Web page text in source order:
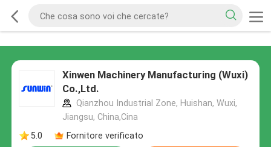
Xinwen Machinery Manufacturing (Wuxi)
Co.,Ltd.
Qianzhou Industrial Zone, Huishan, Wuxi,
Jiangsu, China,Cina
5.0
Fornitore verificato